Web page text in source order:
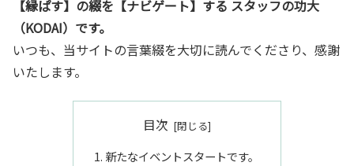
【縁ぱす】の綴を【ナビゲート】する スタッフの功大
（KODAI）です。
いつも、当サイトの言葉綴を大切に読んでくださり、感謝
いたします。
目次
新たなイベントスタートです。